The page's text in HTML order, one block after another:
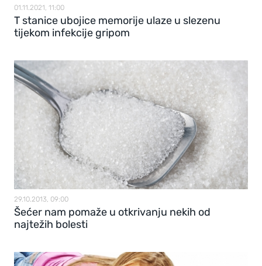
01.11.2021, 11:00
T stanice ubojice memorije ulaze u slezenu
tijekom infekcije gripom
29.10.2013, 09:00
Šećer nam pomaže u otkrivanju nekih od
najtežih bolesti